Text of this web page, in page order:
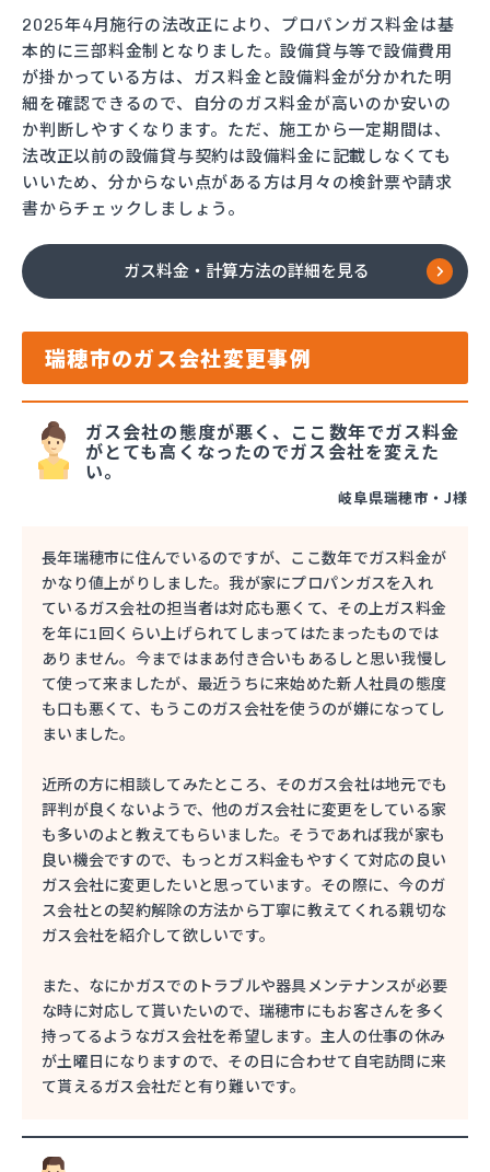
2025年4月施行の法改正により、プロパンガス料金は基
本的に三部料金制となりました。設備貸与等で設備費用
が掛かっている方は、ガス料金と設備料金が分かれた明
細を確認できるので、自分のガス料金が高いのか安いの
か判断しやすくなります。ただ、施工から一定期間は、
法改正以前の設備貸与契約は設備料金に記載しなくても
いいため、分からない点がある方は月々の検針票や請求
書からチェックしましょう。
ガス料金・計算方法の詳細を見る
瑞穂市のガス会社変更事例
ガス会社の態度が悪く、ここ数年でガス料金
がとても高くなったのでガス会社を変えた
い。
岐阜県瑞穂市・J様
長年瑞穂市に住んでいるのですが、ここ数年でガス料金が
かなり値上がりしました。我が家にプロパンガスを入れ
ているガス会社の担当者は対応も悪くて、その上ガス料金
を年に1回くらい上げられてしまってはたまったものでは
ありません。今まではまあ付き合いもあるしと思い我慢し
て使って来ましたが、最近うちに来始めた新人社員の態度
も口も悪くて、もうこのガス会社を使うのが嫌になってし
まいました。
近所の方に相談してみたところ、そのガス会社は地元でも
評判が良くないようで、他のガス会社に変更をしている家
も多いのよと教えてもらいました。そうであれば我が家も
良い機会ですので、もっとガス料金もやすくて対応の良い
ガス会社に変更したいと思っています。その際に、今のガ
ス会社との契約解除の方法から丁寧に教えてくれる親切な
ガス会社を紹介して欲しいです。
また、なにかガスでのトラブルや器具メンテナンスが必要
な時に対応して貰いたいので、瑞穂市にもお客さんを多く
持ってるようなガス会社を希望します。主人の仕事の休み
が土曜日になりますので、その日に合わせて自宅訪問に来
て貰えるガス会社だと有り難いです。